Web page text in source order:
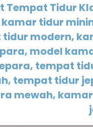
Tempat Tidur
tidur
modern,
model
tempat
tempat tidur
mewah,